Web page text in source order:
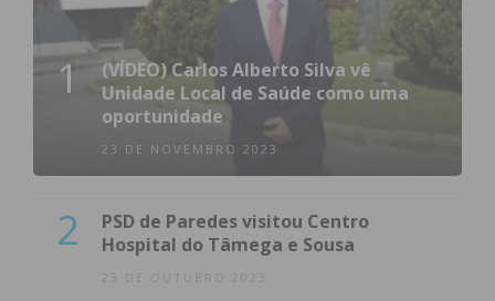
1
(VÍDEO) Carlos Alberto Silva vê
Unidade Local de Saúde como uma
oportunidade
23 DE NOVEMBRO 2023
2
PSD de Paredes visitou Centro
Hospital do Tâmega e Sousa
23 DE OUTUBRO 2023